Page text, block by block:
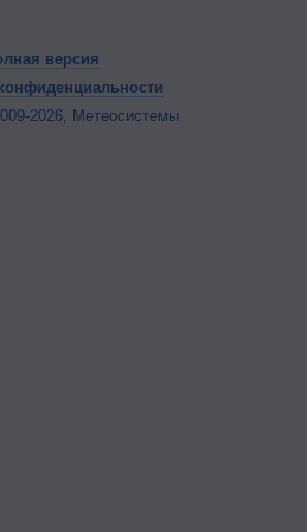
версия
2026, Метеосистемы